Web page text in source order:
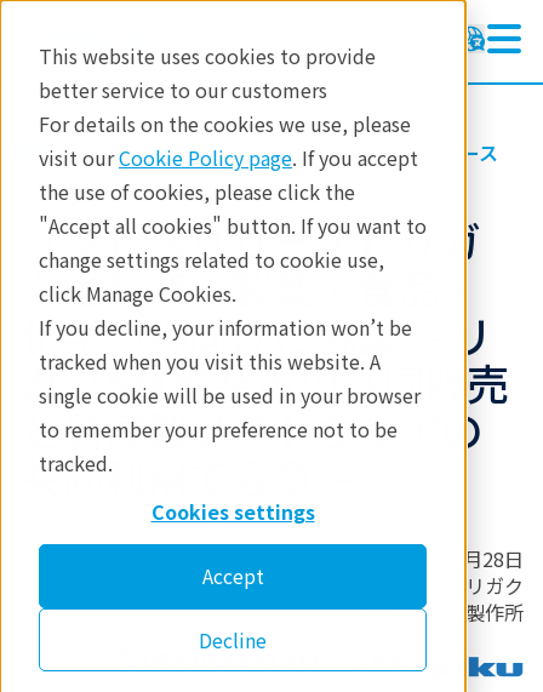
This website uses cookies to provide
better service to our customers
For details on the cookies we use, please
visit ourCookie Policy page. If you accept
the use of cookies, please click the
"Accept all cookies" button. If you want to
change settings related to cookie use,
click Manage Cookies.
If you decline, your information won’t be
tracked when you visit this website. A
single cookie will be used in your browser
to remember your preference not to be
tracked.
Cookies settings
Accept
Decline
リガクについて お知らせ・プレスリリース
【プレスリリース】リガ
クと島津、製薬・食品・
化学市場向けに協業 ～リ
ガク製X線装置の共同販売
と島津製ソフトウェアの
共同利用で合意～
2021年10月28日
株式会社リガク
株式会社島津製作所